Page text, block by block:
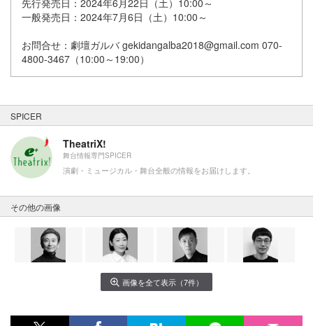
一般発売日：2024年7月6日（土）10:00～
お問合せ：劇壇ガルバ gekidangalba2018@gmail.com 070-
4800-3467（10:00～19:00）
SPICER
TheatriX!
舞台情報専門SPICER
演劇・ミュージカル・舞台全般の情報をお届けします。
その他の画像
画像を全て表示（7件）